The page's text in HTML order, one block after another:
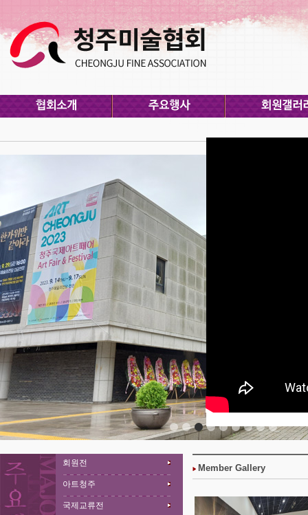
회원전
아트청주
국제교류전
Member Gallery